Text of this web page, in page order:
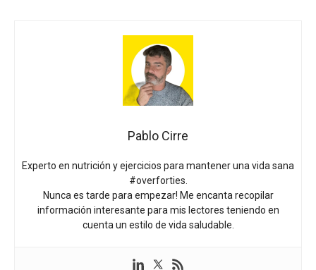
Pablo Cirre
Experto en nutrición y ejercicios para mantener una vida sana
#overforties.
Nunca es tarde para empezar! Me encanta recopilar
información interesante para mis lectores teniendo en
cuenta un estilo de vida saludable.